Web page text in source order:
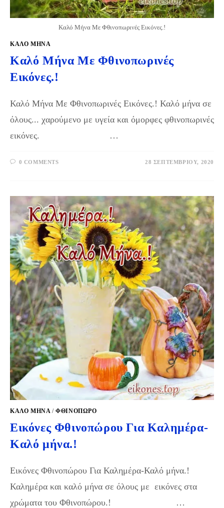
Καλό Μήνα Με Φθινοπωρινές Εικόνες.!
ΚΑΛΟ ΜΗΝΑ
Καλό Μήνα Με Φθινοπωρινές
Εικόνες.!
Καλό Μήνα Με Φθινοπωρινές Εικόνες.! Καλό μήνα σε
όλους... χαρούμενο με υγεία και όμορφες φθινοπωρινές
εικόνες. …
0 COMMENTS 28 ΣΕΠΤΕΜΒΡΊΟΥ, 2020
ΚΑΛΟ ΜΗΝΑ /ΦΘΙΝΌΠΩΡΟ
Εικόνες Φθινοπώρου Για Καλημέρα-
Καλό μήνα.!
Εικόνες Φθινοπώρου Για Καλημέρα-Καλό μήνα.!
Καλημέρα και καλό μήνα σε όλους με εικόνες στα
χρώματα του Φθινοπώρου.! …